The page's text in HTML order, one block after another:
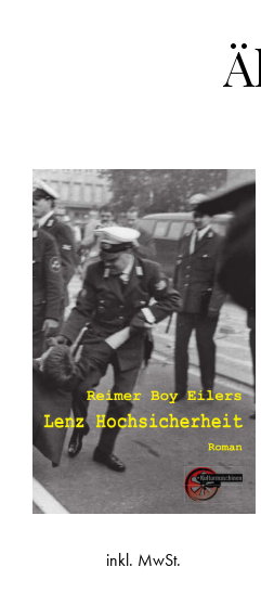
inkl. MwSt.